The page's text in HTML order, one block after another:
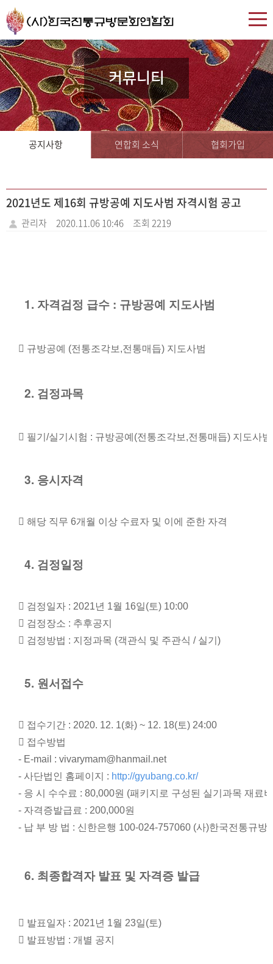
커뮤니티
공지사항 연합회 소식 협회가입
2021년도 제16회 규방공예 지도사범 자격시험 공고
관리자 2020.11.06 10:46 조회 2219
1. 자격검정 급수 : 규방공예 지도사범
 규방공예 (전통조각보,전통매듭) 지도사범
2. 검정과목
 필기/실기시험 : 규방공예(전통조각보,전통매듭) 지도사범
3. 응시자격
 해당 직무 6개월 이상 수료자 및 이에 준한 자격
4. 검정일정
 검정일자 : 2021년 1월 16일(토) 10:00
 검정장소 : 추후공지
 검정방법 : 지정과목 (객관식 및 주관식 / 실기)
5. 원서접수
 접수기간 : 2020. 12. 1(화) ~ 12. 18(토) 24:00
 접수방법
- E-mail : vivarymam@hanmail.net
- 사단법인 홈페이지 : http://gyubang.co.kr/
- 응 시 수수료 : 80,000원 (패키지로 구성된 실기과목 재료
- 자격증발급료 : 200,000원
- 납 부 방 법 : 신한은행 100-024-757060 (사)한국전통규방
6. 최종합격자 발표 및 자격증 발급
 발표일자 : 2021년 1월 23일(토)
 발표방법 : 개별 공지